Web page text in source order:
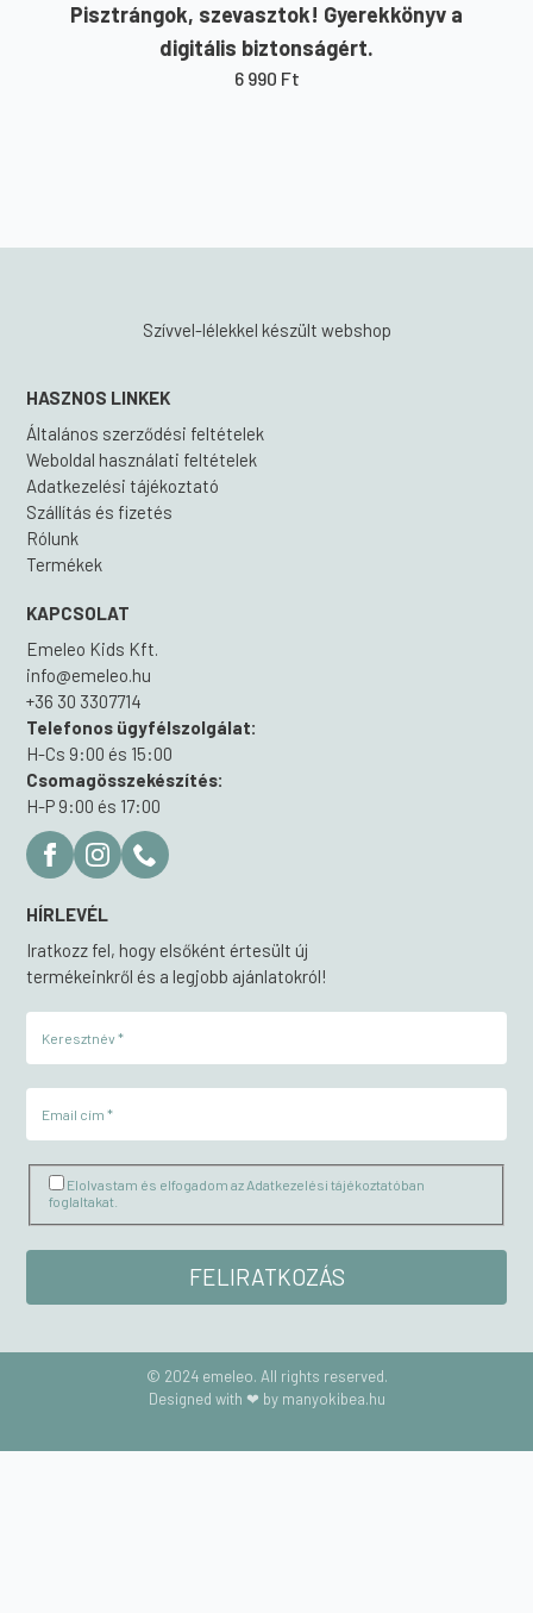
Pisztrángok, szevasztok! Gyerekkönyv a
digitális biztonságért.
6 990 Ft
Szívvel-lélekkel készült webshop
HASZNOS LINKEK
Általános szerződési feltételek
Weboldal használati feltételek
Adatkezelési tájékoztató
Szállítás és fizetés
Rólunk
Termékek
KAPCSOLAT
Emeleo Kids Kft.
info@emeleo.hu
+36 30 3307714
Telefonos ügyfélszolgálat:
H-Cs 9:00 és 15:00
Csomagösszekészítés:
H-P 9:00 és 17:00
HÍRLEVÉL
Iratkozz fel, hogy elsőként értesült új
termékeinkről és a legjobb ajánlatokról!
Elolvastam és elfogadom az Adatkezelési tájékoztatóban
foglaltakat.
© 2024 emeleo. All rights reserved.
Designed with ❤ by manyokibea.hu